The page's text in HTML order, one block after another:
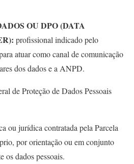
OU DPO (DATA
profissional indicado pelo
atuar como canal de comunicação
dos dados e a ANPD.
de Proteção de Dados Pessoais
ou jurídica contratada pela Parcela
por orientação ou em conjunto
os dados pessoais.